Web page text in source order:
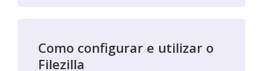
Como configurar e utilizar o
Filezilla